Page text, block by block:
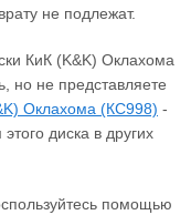
не подлежат.
КиК (K&K) Оклахома
но не представляете
Оклахома (КС998) ‐
диска в других
помощью